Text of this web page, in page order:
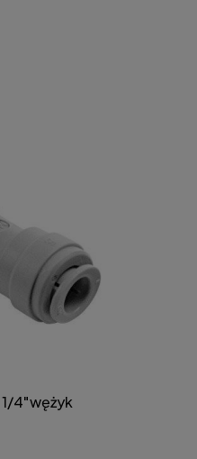
1/4"wężyk